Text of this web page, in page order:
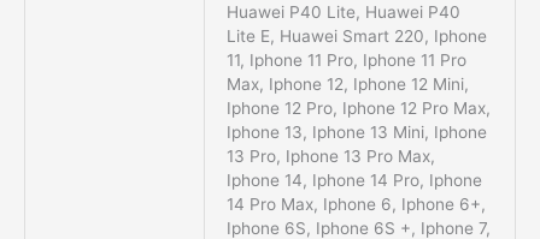
Huawei P40 Lite, Huawei P40
Lite E, Huawei Smart 220, Iphone
11, Iphone 11 Pro, Iphone 11 Pro
Max, Iphone 12, Iphone 12 Mini,
Iphone 12 Pro, Iphone 12 Pro Max,
Iphone 13, Iphone 13 Mini, Iphone
13 Pro, Iphone 13 Pro Max,
Iphone 14, Iphone 14 Pro, Iphone
14 Pro Max, Iphone 6, Iphone 6+,
Iphone 6S, Iphone 6S +, Iphone 7,